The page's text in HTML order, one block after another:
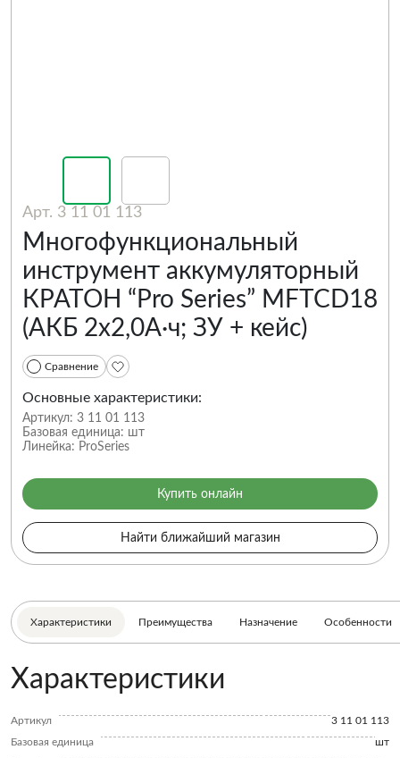
Арт. 3 11 01 113
Многофункциональный
инструмент аккумуляторный
КРАТОН “Pro Series” MFTCD18
(АКБ 2x2,0А·ч; ЗУ + кейс)
Сравнение
Основные характеристики:
Артикул: 3 11 01 113
Базовая единица: шт
Линейка: ProSeries
Купить онлайн
Найти ближайший магазин
Характеристики Преимущества Назначение Особенности
Характеристики
Артикул
3 11 01 113
Базовая единица
шт